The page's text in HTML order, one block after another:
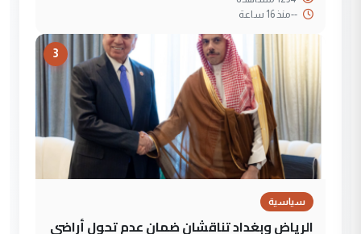
--منذ 16 ساعة
3
سياسية
الرياض وبغداد تناقشان ضمان عدم تحول أراضي